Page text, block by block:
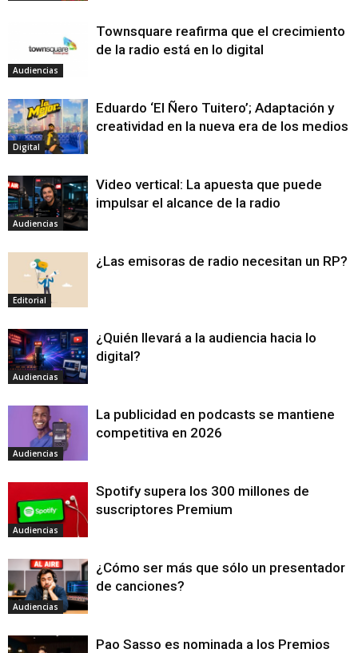
Audiencias
Townsquare reafirma que el crecimiento
de la radio está en lo digital
Digital
Eduardo ‘El Ñero Tuitero’; Adaptación y
creatividad en la nueva era de los medios
Audiencias
Video vertical: La apuesta que puede
impulsar el alcance de la radio
Editorial
¿Las emisoras de radio necesitan un RP?
Audiencias
¿Quién llevará a la audiencia hacia lo
digital?
Audiencias
La publicidad en podcasts se mantiene
competitiva en 2026
Audiencias
Spotify supera los 300 millones de
suscriptores Premium
Audiencias
¿Cómo ser más que sólo un presentador
de canciones?
Pao Sasso es nominada a los Premios